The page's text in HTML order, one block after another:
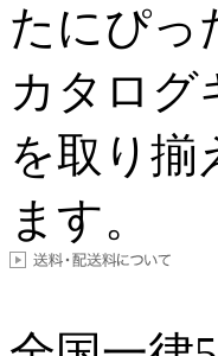
たにぴっ
カタログ
を取り揃
ます。